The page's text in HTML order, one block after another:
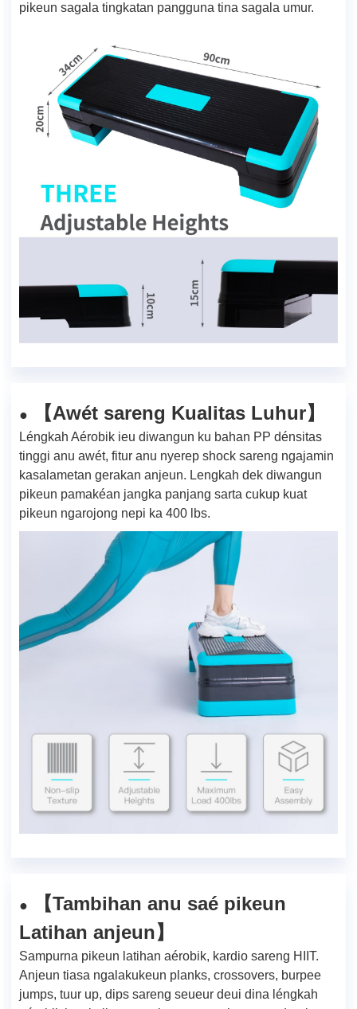
pikeun sagala tingkatan pangguna tina sagala umur.
● 【Awét sareng Kualitas Luhur】
Léngkah Aérobik ieu diwangun ku bahan PP dénsitas
tinggi anu awét, fitur anu nyerep shock sareng ngajamin
kasalametan gerakan anjeun. Lengkah dek diwangun
pikeun pamakéan jangka panjang sarta cukup kuat
pikeun ngarojong nepi ka 400 lbs.
● 【Tambihan anu saé pikeun
Latihan anjeun】
Sampurna pikeun latihan aérobik, kardio sareng HIIT.
Anjeun tiasa ngalakukeun planks, crossovers, burpee
jumps, tuur up, dips sareng seueur deui dina léngkah